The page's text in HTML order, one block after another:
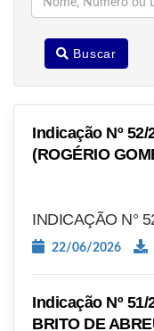
Buscar
Indicação Nº 52/
(ROGÉRIO
INDICAÇÃO N°
22/06/2026
Indicação Nº 51/
BRITO DE